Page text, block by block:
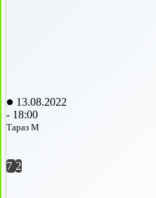
13.08.2022
- 18:00
Тараз М
7 2